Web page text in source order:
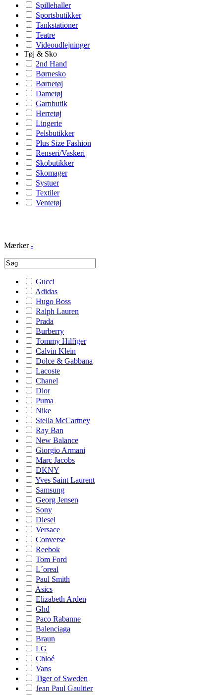
Spillehaller
Sportsbutikker
Tankstationer
Teatre
Videoudlejninger
Tøj & Sko
2nd Hand
Børnesko
Børnetøj
Dametøj
Garnbutik
Herretøj
Lingerie
Pelsbutikker
Plus Size Fashion
Renseri/Vaskeri
Skobutikker
Skomager
Systuer
Textiler
Ventetøj
Mærker -
Gucci
Adidas
Hugo Boss
Ralph Lauren
Prada
Burberry
Tommy Hilfiger
Calvin Klein
Dolce & Gabbana
Lacoste
Chanel
Dior
Puma
Nike
Stella McCartney
Ray Ban
New Balance
Giorgio Armani
Marc Jacobs
DKNY
Yves Saint Laurent
Samsung
Georg Jensen
Sony
Diesel
Versace
Converse
Reebok
Tom Ford
L´oreal
Paul Smith
Asics
Elizabeth Arden
Ghd
Paco Rabanne
Balenciaga
Braun
LG
Chloé
Vans
Tiger of Sweden
Jean Paul Gaultier